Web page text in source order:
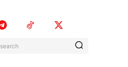
search